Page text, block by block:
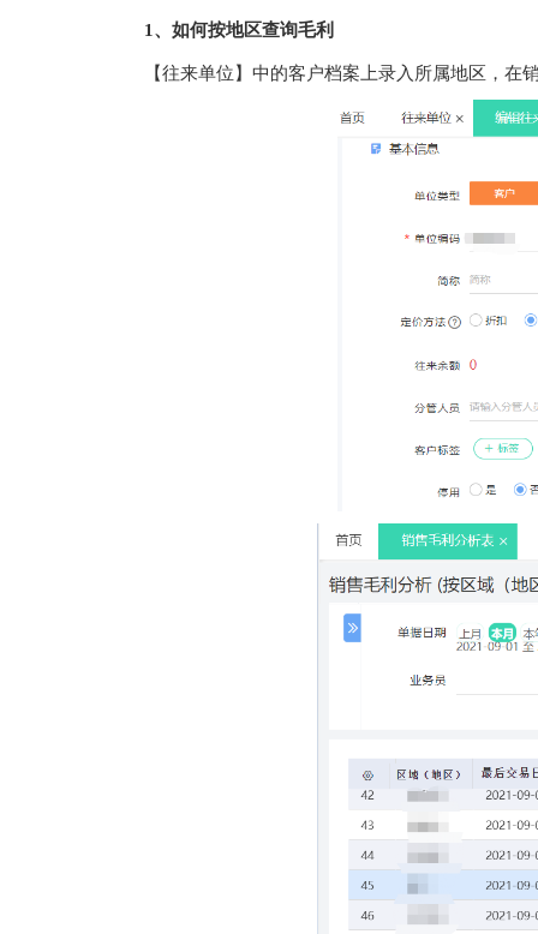
1、如何按地区查询毛利
【往来单位】中的客户档案上录入所属地区，在